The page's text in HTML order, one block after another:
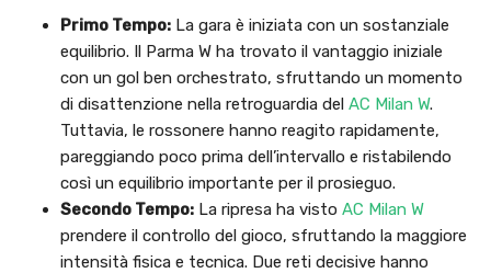
Primo Tempo: La gara è iniziata con un sostanziale
equilibrio. Il Parma W ha trovato il vantaggio iniziale
con un gol ben orchestrato, sfruttando un momento
di disattenzione nella retroguardia del AC Milan W.
Tuttavia, le rossonere hanno reagito rapidamente,
pareggiando poco prima dell’intervallo e ristabilendo
così un equilibrio importante per il prosieguo.
Secondo Tempo: La ripresa ha visto AC Milan W
prendere il controllo del gioco, sfruttando la maggiore
intensità fisica e tecnica. Due reti decisive hanno